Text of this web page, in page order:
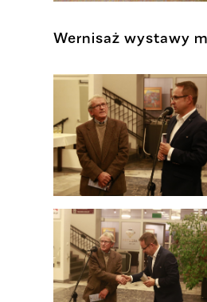
Wernisaż wystawy